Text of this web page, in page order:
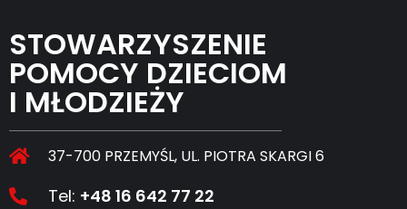
STOWARZYSZENIE
POMOCY DZIECIOM
I MŁODZIEŻY
37-700 PRZEMYŚL, UL. PIOTRA SKARGI 6
Tel: +48 16 642 77 22